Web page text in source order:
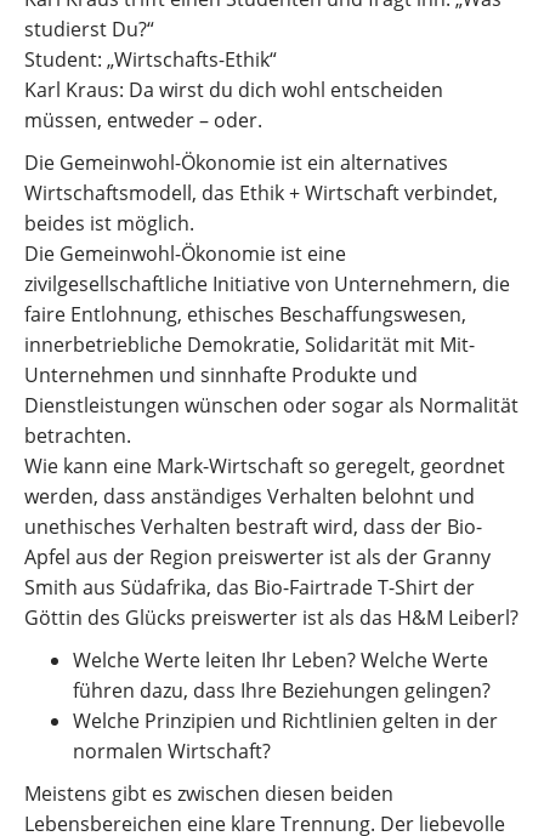
studierst Du?“
Student: „Wirtschafts-Ethik“
Karl Kraus: Da wirst du dich wohl entscheiden
müssen, entweder – oder.
Die Gemeinwohl-Ökonomie ist ein alternatives
Wirtschaftsmodell, das Ethik + Wirtschaft verbindet,
beides ist möglich.
Die Gemeinwohl-Ökonomie ist eine
zivilgesellschaftliche Initiative von Unternehmern, die
faire Entlohnung, ethisches Beschaffungswesen,
innerbetriebliche Demokratie, Solidarität mit Mit-
Unternehmen und sinnhafte Produkte und
Dienstleistungen wünschen oder sogar als Normalität
betrachten.
Wie kann eine Mark-Wirtschaft so geregelt, geordnet
werden, dass anständiges Verhalten belohnt und
unethisches Verhalten bestraft wird, dass der Bio-
Apfel aus der Region preiswerter ist als der Granny
Smith aus Südafrika, das Bio-Fairtrade T-Shirt der
Göttin des Glücks preiswerter ist als das H&M Leiberl?
Welche Werte leiten Ihr Leben? Welche Werte
führen dazu, dass Ihre Beziehungen gelingen?
Welche Prinzipien und Richtlinien gelten in der
normalen Wirtschaft?
Meistens gibt es zwischen diesen beiden
Lebensbereichen eine klare Trennung. Der liebevolle